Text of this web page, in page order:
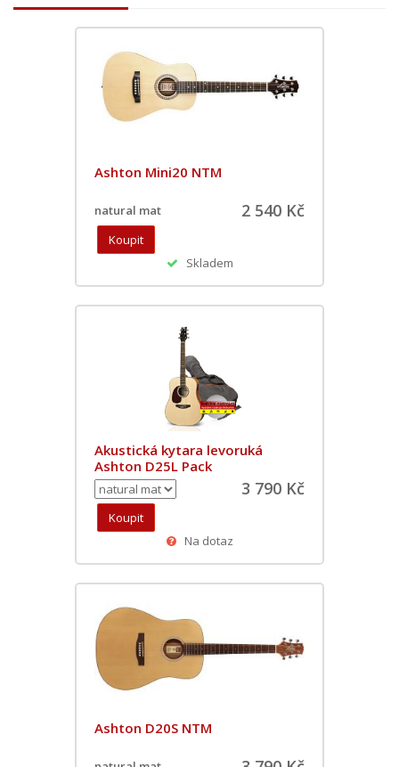
Ashton Mini20 NTM
natural mat 2 540 Kč
Skladem
Akustická kytara levoruká
Ashton D25L Pack
3 790 Kč
Na dotaz
Ashton D20S NTM